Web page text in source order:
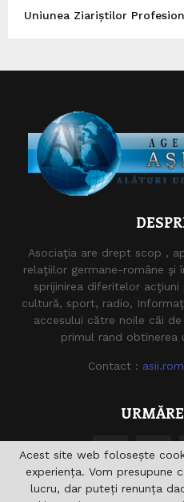
Uniunea Ziariștilor
Asociaţia are drept scop ,
relaţiilor germane-române şi
sprijinirea diferitelor
cultură, sport, radio,
accesului către noile căi
primul rand obtinerea
Contact :
Acest site web folosește
experiența. Vom presupune
lucru, dar puteți renunța